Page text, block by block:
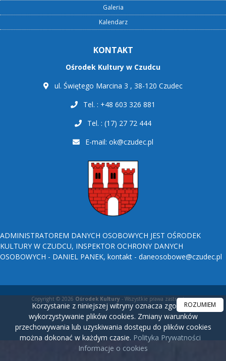
Galeria
Kalendarz
KONTAKT
Ośrodek Kultury w Czudcu
ul. Świętego Marcina 3 , 38-120 Czudec
Tel. : +48 603 326 881
Tel. : (17) 27 72 444
E-mail: ok@czudec.pl
ADMINISTRATOREM DANYCH OSOBOWYCH JEST OŚRODEK
KULTURY W CZUDCU, INSPEKTOR OCHRONY DANYCH
OSOBOWYCH - DANIEL PANEK, kontakt - daneosobowe@czudec.pl
Copyright © 2026 Ośrodek Kultury - Wszystkie prawa zastrzeżone.
Korzystanie z niniejszej witryny oznacza zgodę na
wykorzystywanie plików cookies. Zmiany warunków
przechowywania lub uzyskiwania dostępu do plików cookies
można dokonać w każdym czasie. Polityka Prywatności
Informacje o cookies
ROZUMIEM